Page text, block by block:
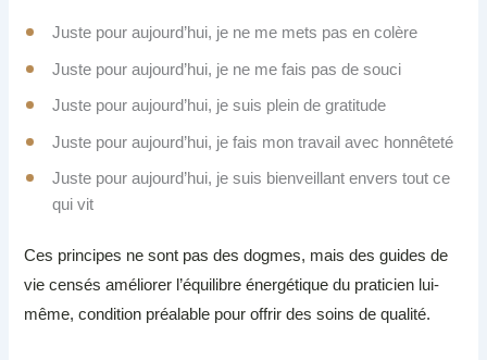
Juste pour aujourd’hui, je ne me mets pas en colère
Juste pour aujourd’hui, je ne me fais pas de souci
Juste pour aujourd’hui, je suis plein de gratitude
Juste pour aujourd’hui, je fais mon travail avec honnêteté
Juste pour aujourd’hui, je suis bienveillant envers tout ce
qui vit
Ces principes ne sont pas des dogmes, mais des guides de
vie censés améliorer l’équilibre énergétique du praticien lui-
même, condition préalable pour offrir des soins de qualité.